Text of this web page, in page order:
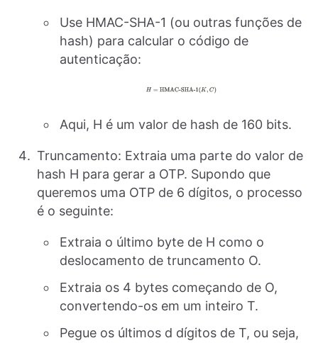
Use HMAC-SHA-1 (ou outras funções de
hash) para calcular o código de
autenticação:
Aqui, H é um valor de hash de 160 bits.
Truncamento: Extraia uma parte do valor de
hash H para gerar a OTP. Supondo que
queremos uma OTP de 6 dígitos, o processo
é o seguinte:
Extraia o último byte de H como o
deslocamento de truncamento O.
Extraia os 4 bytes começando de O,
convertendo-os em um inteiro T.
Pegue os últimos d dígitos de T, ou seja,